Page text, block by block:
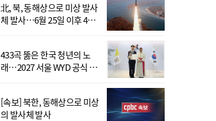
北, 북, 동해상으로 미상 발사
체 발사…6월 25일 이후 42
433곡 뚫은 한국 청년의 노
래…2027 서울 WYD 공식 주
[속보] 북한, 동해상으로 미상
의 발사체 발사
장기요양 재가 노인 10명 중
7명 "아파도 살던 집에서 살
산티아고 순례길에 울려 퍼진
“2027년 서울에서 만나요!”
李 "폭염·가뭄에 행정력 총
동원…전방위 대응체계 가